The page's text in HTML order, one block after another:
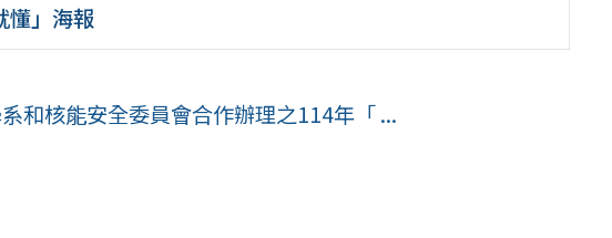
懂」海報
和核能安全委員會合作辦理之114年「 ...